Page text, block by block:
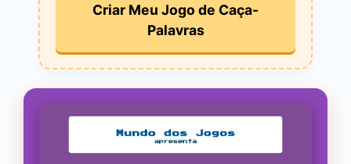
Criar Meu Jogo de Caça-
Palavras